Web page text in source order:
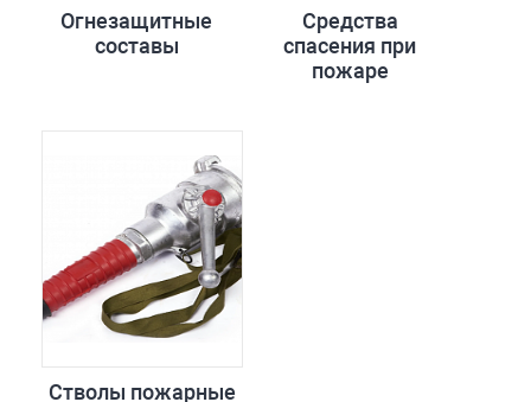
Огнезащитные
составы
Средства
спасения при
пожаре
Стволы пожарные